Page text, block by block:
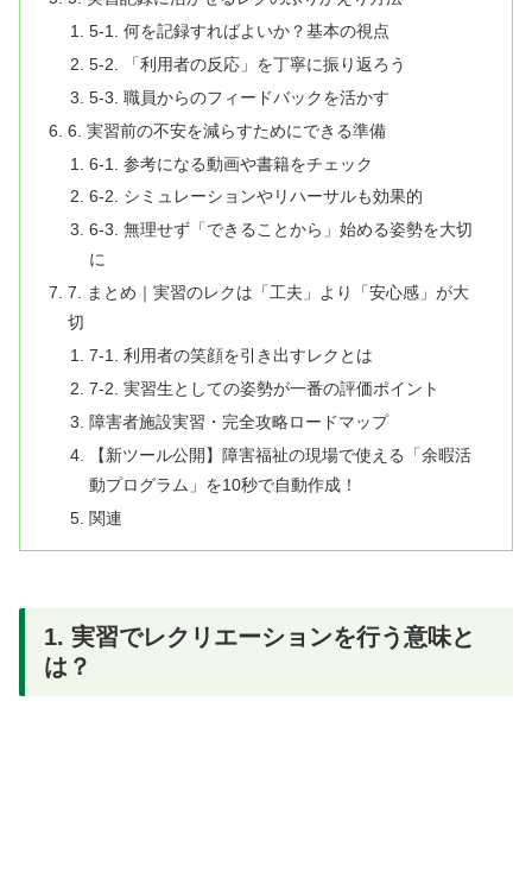
5-1. 何を記録すればよいか？基本の視点
5-2. 「利用者の反応」を丁寧に振り返ろう
5-3. 職員からのフィードバックを活かす
6. 実習前の不安を減らすためにできる準備
6-1. 参考になる動画や書籍をチェック
6-2. シミュレーションやリハーサルも効果的
6-3. 無理せず「できることから」始める姿勢を大切
に
7. まとめ｜実習のレクは「工夫」より「安心感」が大
切
7-1. 利用者の笑顔を引き出すレクとは
7-2. 実習生としての姿勢が一番の評価ポイント
障害者施設実習・完全攻略ロードマップ
【新ツール公開】障害福祉の現場で使える「余暇活
動プログラム」を10秒で自動作成！
関連
1. 実習でレクリエーションを行う意味と
は？